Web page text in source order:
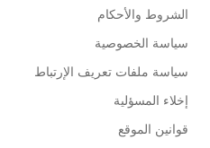
الشروط والأحكام
سياسة الخصوصية
سياسة ملفات تعريف الإرتباط
إخلاء المسؤلية
قوانين الموقع